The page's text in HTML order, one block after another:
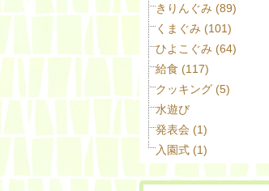
きりんぐみ (89)
くまぐみ (101)
ひよこぐみ (64)
給食 (117)
クッキング (5)
水遊び
発表会 (1)
入園式 (1)